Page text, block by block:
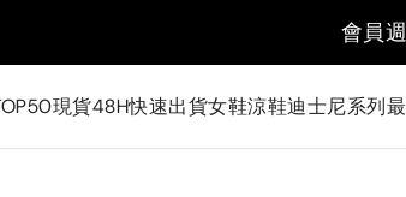
會員
現貨48H快速出貨女鞋涼鞋迪士尼系列